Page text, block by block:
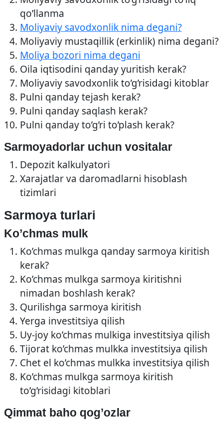
qo’llanma
Moliyaviy savodxonlik nima degani?
Moliyaviy mustaqillik (erkinlik) nima degani?
Moliya bozori nima degani
Oila iqtisodini qanday yuritish kerak?
Moliyaviy savodxonlik to’g’risidagi kitoblar
Pulni qanday tejash kerak?
Pulni qanday saqlash kerak?
Pulni qanday to’g’ri to’plash kerak?
Sarmoyadorlar uchun vositalar
Depozit kalkulyatori
Xarajatlar va daromadlarni hisoblash
tizimlari
Sarmoya turlari
Ko’chmas mulk
Ko’chmas mulkga qanday sarmoya kiritish
kerak?
Ko’chmas mulkga sarmoya kiritishni
nimadan boshlash kerak?
Qurilishga sarmoya kiritish
Yerga investitsiya qilish
Uy-joy ko’chmas mulkiga investitsiya qilish
Tijorat ko’chmas mulkka investitsiya qilish
Chet el ko’chmas mulkka investitsiya qilish
Ko’chmas mulkga sarmoya kiritish
to’g’risidagi kitoblari
Qimmat baho qog’ozlar